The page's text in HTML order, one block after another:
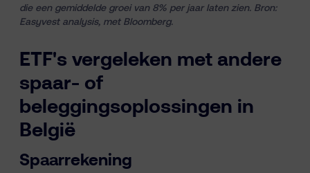
die een gemiddelde groei van 8% per jaar laten zien. Bron:
Easyvest analysis, met Bloomberg.
ETF's vergeleken met andere
spaar- of
beleggingsoplossingen in
België
Spaarrekening